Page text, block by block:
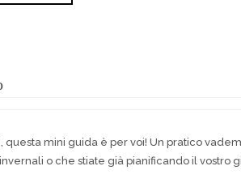
questa mini guida è per voi! Un pratico
o che stiate già pianificando il vostro